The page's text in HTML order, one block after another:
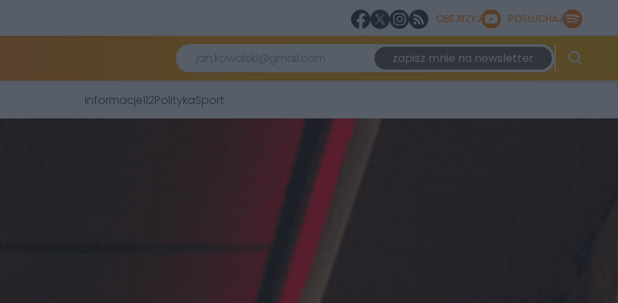
OBEJRZYJ POSŁUCHAJ
zapisz mnie na newsletter
Informacje112PolitykaSport